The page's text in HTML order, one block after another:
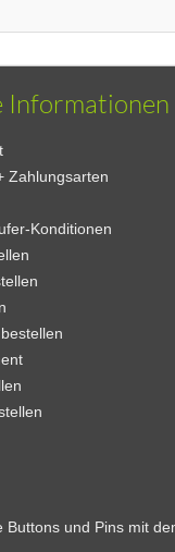
Informationen
Zahlungsarten
Konditionen
und Pins mit